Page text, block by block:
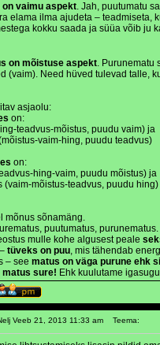
on vaimu aspekt. Jah, puutumatu
elama ilma ajudeta – teadmiseta,
kokku saada ja süüa võib ju
on mõistuse aspekt. Purunematu
(vaim). Need hüved tulevad talle,
asjaolu:
on:
teadvus-mõistus, puudu vaim) ja
vaim-hing, puudu teadvus)
on:
hing-vaim, puudu mõistus) ja
(vaim-mõistus-teadvus, puudu
mõnus sõnamäng.
puutumatus,
mulle kohe algusest peale
tüveks on puu, mis tähendab
– see matus on väga purune ehk
matus sure! Ehk kuulutame
Veeb 21, 2013 11:33 am Teema: